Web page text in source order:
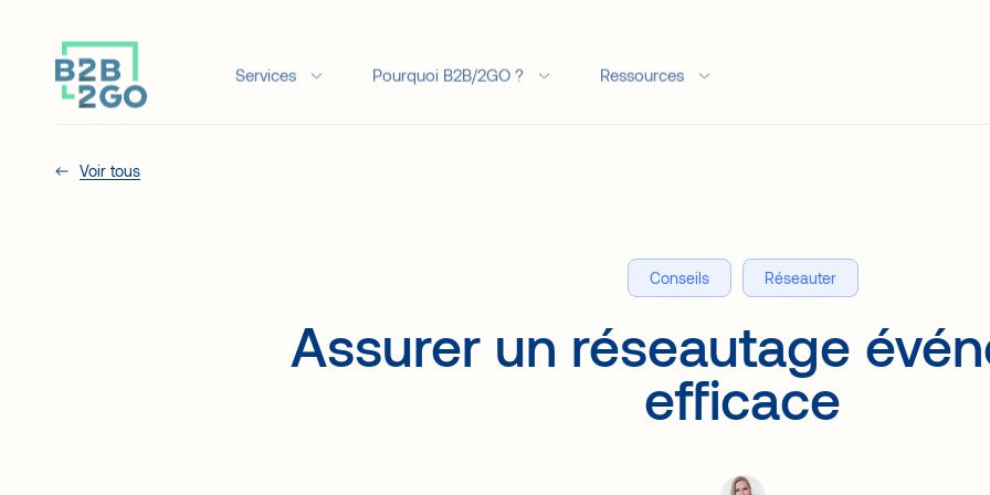
Services Pourquoi B2B/2GO ? Ressources
Conseils Réseauter
Assurer un réseautage
efficace